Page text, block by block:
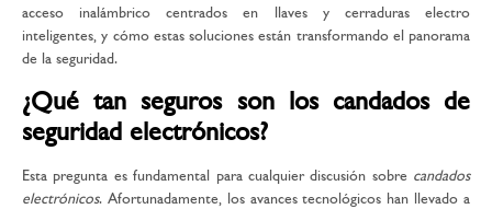
acceso inalámbrico centrados en llaves y cerraduras electro
inteligentes, y cómo estas soluciones están transformando el panorama
de la seguridad.
¿Qué tan seguros son los candados de
seguridad electrónicos?
Esta pregunta es fundamental para cualquier discusión sobre candados
electrónicos. Afortunadamente, los avances tecnológicos han llevado a